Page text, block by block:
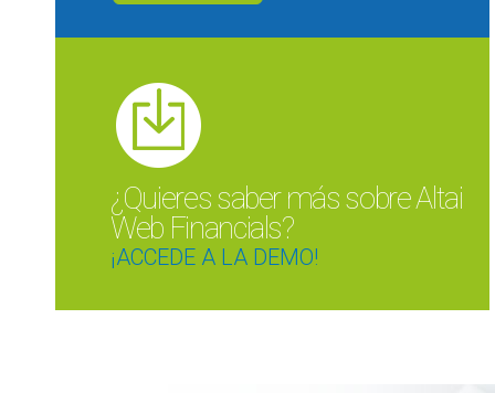
¿Quieres saber más sobre Altai
Web Financials?
¡ACCEDE A LA DEMO!